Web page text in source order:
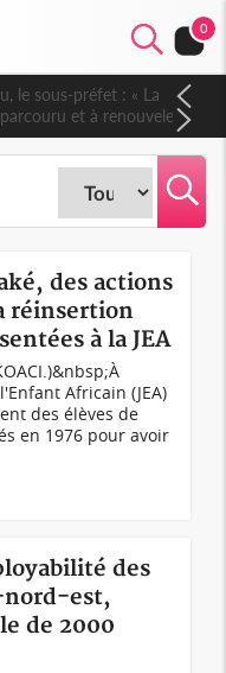
0
le sous-préfet : « La
et à renouveler
développement »
des actions
réinsertion
à la JEA
Africain (JEA)
des élèves de
en 1976 pour avoir
des
nord-est,
de 2000